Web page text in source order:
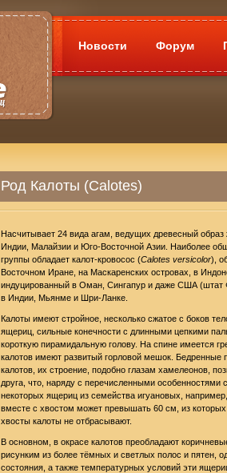
Новости Форум
Род Калоты (Calotes)
Насчитывает 24 вида агам, ведущих древесный
Индии, Малайзии и Юго-Восточной Азии. Наиболее
группы обладает калот-кровосос (Calotes versicolor),
Восточном Иране, на Маскаренских островах, в
индуцированный в Оман, Сингапур и даже США (штат
в Индии, Мьянме и Шри-Ланке.
Калоты имеют стройное, несколько сжатое с боков
ящериц, сильные конечности с длинными цепкими
короткую пирамидальную голову. На спине имеется
калотов имеют развитый горловой мешок. Бедренные
калотов, их строение, подобно глазам хамелеонов,
друга, что, наряду с перечисленными особенностями
некоторых ящериц из семейства игуановых,
вместе с хвостом может превышать 60 см, из которых
хвосты калоты не отбрасывают.
В основном, в окрасе калотов преобладают
рисунким из более тёмных и светлых полос и пятен,
состояния, а также температурных условий эти